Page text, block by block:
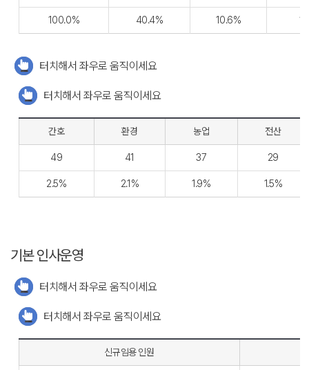
100.0% 40.4% 10.6%
터치해서 좌우로 움직이세요
터치해서 좌우로 움직이세요
간호 환경 농업 전산
49 41 37 29
2.5% 2.1% 1.9% 1.5%
기본 인사운영
터치해서 좌우로 움직이세요
터치해서 좌우로 움직이세요
신규임용 인원